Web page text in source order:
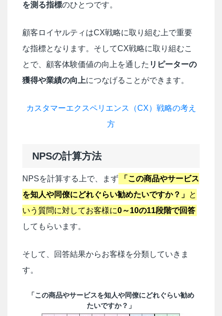
を測る指標のひとつです。
顧客ロイヤルティはCX戦略に取り組む上で重要
な指標となります。そしてCX戦略に取り組むこ
とで、顧客体験価値の向上を通した リピーターの
獲得や業績の向上につなげることができます。
カスタマーエクスペリエンス（CX）戦略の考え
方
NPSの計算方法
NPSを計算する上で、まず
「この商品やサービス
を知人や同僚にどれぐらい勧めたいですか？」 と
いう質問に対してお客様に0～10の11段階で回答
してもらいます。
そして、回答結果からお客様を分類していきま
す。
「この商品やサービスを知人や同僚にどれぐらい勧め
たいですか？」